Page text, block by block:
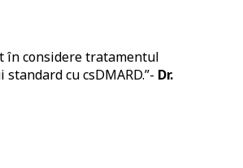
în considere tratamentul
cu csDMARD.”- Dr.